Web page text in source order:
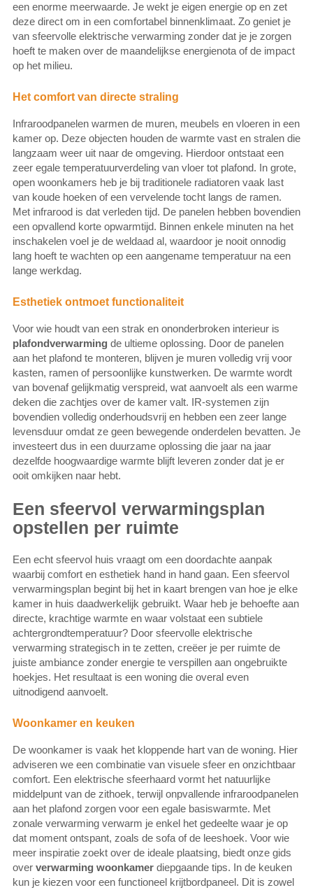
een enorme meerwaarde. Je wekt je eigen energie op en zet
deze direct om in een comfortabel binnenklimaat. Zo geniet je
van sfeervolle elektrische verwarming zonder dat je je zorgen
hoeft te maken over de maandelijkse energienota of de impact
op het milieu.
Het comfort van directe straling
Infraroodpanelen warmen de muren, meubels en vloeren in een
kamer op. Deze objecten houden de warmte vast en stralen die
langzaam weer uit naar de omgeving. Hierdoor ontstaat een
zeer egale temperatuurverdeling van vloer tot plafond. In grote,
open woonkamers heb je bij traditionele radiatoren vaak last
van koude hoeken of een vervelende tocht langs de ramen.
Met infrarood is dat verleden tijd. De panelen hebben bovendien
een opvallend korte opwarmtijd. Binnen enkele minuten na het
inschakelen voel je de weldaad al, waardoor je nooit onnodig
lang hoeft te wachten op een aangename temperatuur na een
lange werkdag.
Esthetiek ontmoet functionaliteit
Voor wie houdt van een strak en ononderbroken interieur is
plafondverwarming de ultieme oplossing. Door de panelen
aan het plafond te monteren, blijven je muren volledig vrij voor
kasten, ramen of persoonlijke kunstwerken. De warmte wordt
van bovenaf gelijkmatig verspreid, wat aanvoelt als een warme
deken die zachtjes over de kamer valt. IR-systemen zijn
bovendien volledig onderhoudsvrij en hebben een zeer lange
levensduur omdat ze geen bewegende onderdelen bevatten. Je
investeert dus in een duurzame oplossing die jaar na jaar
dezelfde hoogwaardige warmte blijft leveren zonder dat je er
ooit omkijken naar hebt.
Een sfeervol verwarmingsplan
opstellen per ruimte
Een echt sfeervol huis vraagt om een doordachte aanpak
waarbij comfort en esthetiek hand in hand gaan. Een sfeervol
verwarmingsplan begint bij het in kaart brengen van hoe je elke
kamer in huis daadwerkelijk gebruikt. Waar heb je behoefte aan
directe, krachtige warmte en waar volstaat een subtiele
achtergrondtemperatuur? Door sfeervolle elektrische
verwarming strategisch in te zetten, creëer je per ruimte de
juiste ambiance zonder energie te verspillen aan ongebruikte
hoekjes. Het resultaat is een woning die overal even
uitnodigend aanvoelt.
Woonkamer en keuken
De woonkamer is vaak het kloppende hart van de woning. Hier
adviseren we een combinatie van visuele sfeer en onzichtbaar
comfort. Een elektrische sfeerhaard vormt het natuurlijke
middelpunt van de zithoek, terwijl onpvallende infraroodpanelen
aan het plafond zorgen voor een egale basiswarmte. Met
zonale verwarming verwarm je enkel het gedeelte waar je op
dat moment ontspant, zoals de sofa of de leeshoek. Voor wie
meer inspiratie zoekt over de ideale plaatsing, biedt onze gids
over verwarming woonkamer diepgaande tips. In de keuken
kun je kiezen voor een functioneel krijtbordpaneel. Dit is zowel